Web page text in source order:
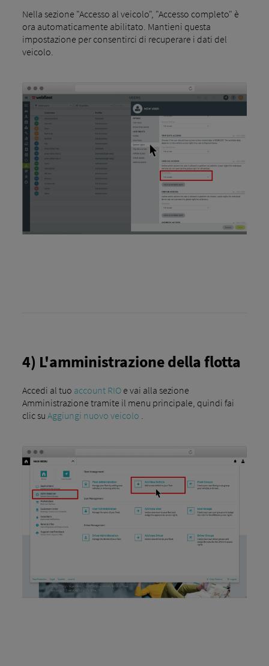
Nella sezione "Accesso al veicolo", "Accesso completo" è
ora automaticamente abilitato. Mantieni questa
impostazione per consentirci di recuperare i dati del
veicolo.
4) L'amministrazione della flotta
Accedi al tuo account RIOe vai alla sezione
Amministrazione tramite il menu principale, quindi fai
clic su Aggiungi nuovo veicolo .